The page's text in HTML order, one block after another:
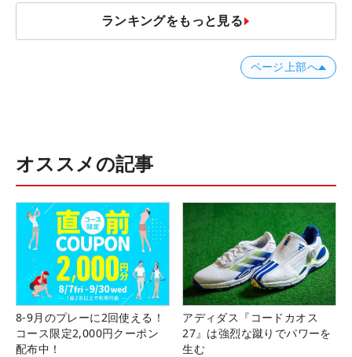
ランキングをもっと見る
ページ上部へ
オススメの記事
8-9月のプレーに2回使える！
コース限定2,000円クーポン
配布中！
アディダス『コードカオス
27』は強烈な蹴りでパワーを
生む